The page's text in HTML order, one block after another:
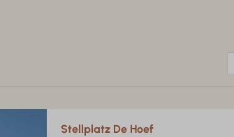
Stellplatz De Hoef